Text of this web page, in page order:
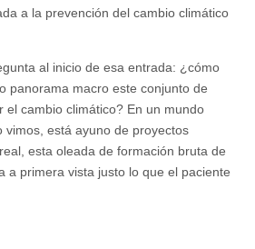
a la prevención del cambio climático
al inicio de esa entrada: ¿cómo
panorama macro este conjunto de
el cambio climático? En un mundo
vimos, está ayuno de proyectos
esta oleada de formación bruta de
a primera vista justo lo que el paciente